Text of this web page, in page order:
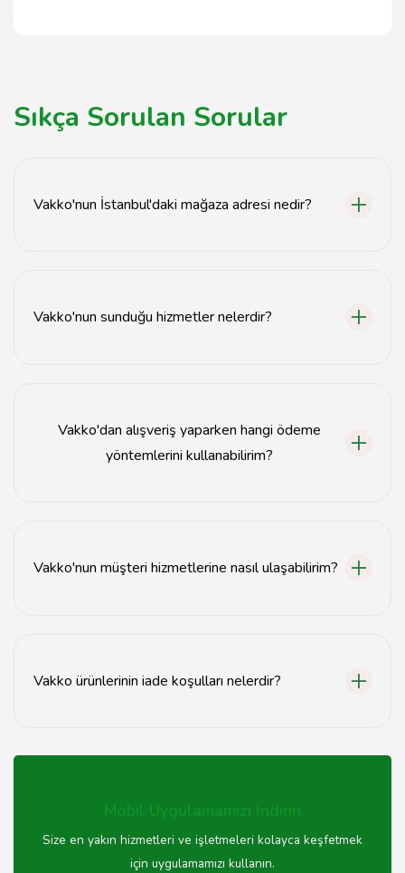
Sıkça Sorulan Sorular
Vakko'nun İstanbul'daki mağaza adresi nedir?
Vakko'nun sunduğu hizmetler nelerdir?
Vakko'dan alışveriş yaparken hangi ödeme
yöntemlerini kullanabilirim?
Vakko'nun müşteri hizmetlerine nasıl ulaşabilirim?
Vakko ürünlerinin iade koşulları nelerdir?
üzerinde olduğu sürece 14 gün içinde iade edilebilir.
Mobil Uygulamamızı İndirin
Size en yakın hizmetleri ve işletmeleri kolayca keşfetmek
için uygulamamızı kullanın.